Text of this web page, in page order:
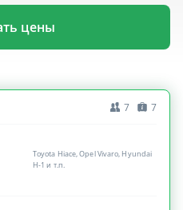
цены
7 7
Toyota Hiace, Opel Vivaro, Hyundai
H-1 и т.п.